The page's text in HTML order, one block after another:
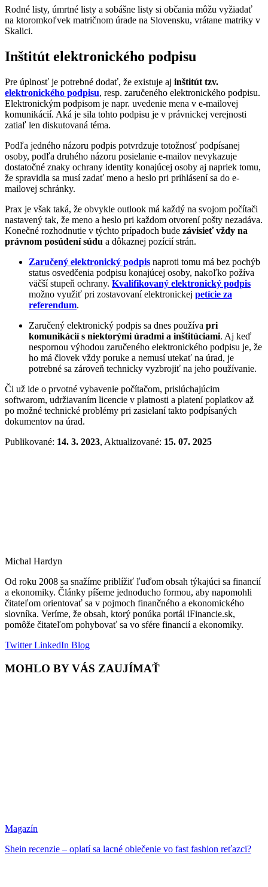
Rodné listy, úmrtné listy a sobášne listy si občania môžu vyžiadať
na ktoromkoľvek matričnom úrade na Slovensku, vrátane matriky v
Skalici.
Inštitút elektronického podpisu
Pre úplnosť je potrebné dodať, že existuje aj inštitút tzv.
elektronického podpisu, resp. zaručeného elektronického podpisu.
Elektronickým podpisom je napr. uvedenie mena v e-mailovej
komunikácií. Aká je sila tohto podpisu je v právnickej verejnosti
zatiaľ len diskutovaná téma.
Podľa jedného názoru podpis potvrdzuje totožnosť podpísanej
osoby, podľa druhého názoru posielanie e-mailov nevykazuje
dostatočné znaky ochrany identity konajúcej osoby aj napriek tomu,
že spravidla sa musí zadať meno a heslo pri prihlásení sa do e-
mailovej schránky.
Prax je však taká, že obvykle outlook má každý na svojom počítači
nastavený tak, že meno a heslo pri každom otvorení pošty nezadáva.
Konečné rozhodnutie v týchto prípadoch bude závisieť vždy na
právnom posúdení súdu a dôkaznej pozícií strán.
Zaručený elektronický podpis naproti tomu má bez pochýb
status osvedčenia podpisu konajúcej osoby, nakoľko požíva
väčší stupeň ochrany. Kvalifikovaný elektronický podpis
možno využiť pri zostavovaní elektronickej petície za
referendum.
Zaručený elektronický podpis sa dnes používa pri
komunikácií s niektorými úradmi a inštitúciami. Aj keď
nespornou výhodou zaručeného elektronického podpisu je, že
ho má človek vždy poruke a nemusí utekať na úrad, je
potrebné sa zároveň technicky vyzbrojiť na jeho používanie.
Či už ide o prvotné vybavenie počítačom, prislúchajúcim
softwarom, udržiavaním licencie v platnosti a platení poplatkov až
po možné technické problémy pri zasielaní takto podpísaných
dokumentov na úrad.
Publikované: 14. 3. 2023, Aktualizované: 15. 07. 2025
Michal Hardyn
Od roku 2008 sa snažíme priblížiť ľuďom obsah týkajúci sa financií
a ekonomiky. Články píšeme jednoducho formou, aby napomohli
čitateľom orientovať sa v pojmoch finančného a ekonomického
slovníka. Veríme, že obsah, ktorý ponúka portál iFinancie.sk,
pomôže čitateľom pohybovať sa vo sfére financií a ekonomiky.
TwitterLinkedIn Blog
MOHLO BY VÁS ZAUJÍMAŤ
Magazín
Shein recenzie – oplatí sa lacné oblečenie vo fast fashion reťazci?